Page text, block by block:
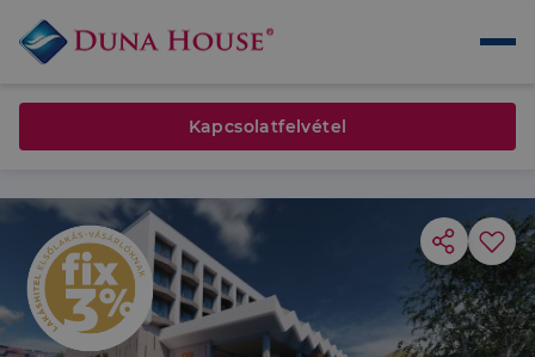
Kapcsolatfelvétel